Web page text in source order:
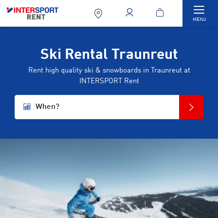
MENU
Ski Rental Traunreut
Rent high quality ski & snowboards in Traunreut at
INTERSPORT Rent
When?